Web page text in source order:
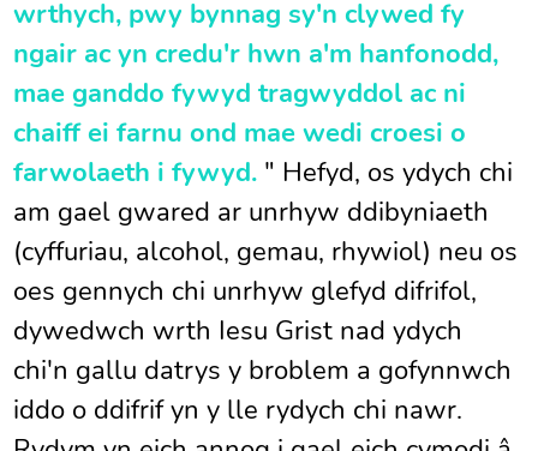
wrthych, pwy bynnag sy'n clywed fy
ngair ac yn credu'r hwn a'm hanfonodd,
mae ganddo fywyd tragwyddol ac ni
chaiff ei farnu ond mae wedi croesi o
farwolaeth i fywyd. " Hefyd, os ydych chi
am gael gwared ar unrhyw ddibyniaeth
(cyffuriau, alcohol, gemau, rhywiol) neu os
oes gennych chi unrhyw glefyd difrifol,
dywedwch wrth Iesu Grist nad ydych
chi'n gallu datrys y broblem a gofynnwch
iddo o ddifrif yn y lle rydych chi nawr.